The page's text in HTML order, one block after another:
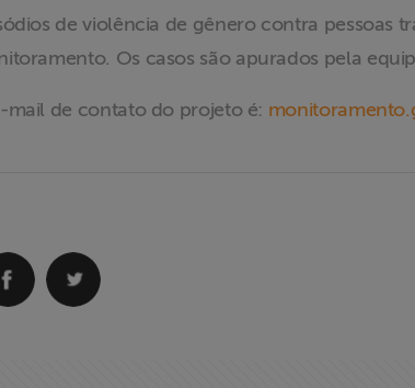
de violência de gênero contra pessoas
Os casos são apurados pela
mail de contato do projeto é: